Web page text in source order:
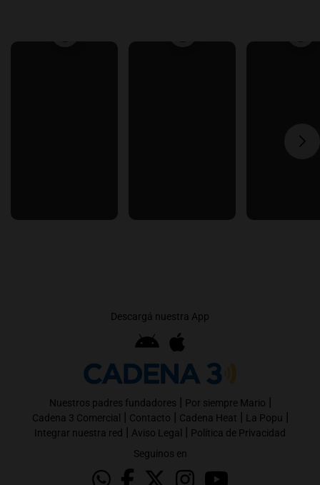
Descargá nuestra App
Nuestros padres fundadores | Por siempre Mario |
Cadena 3 Comercial | Contacto | Cadena Heat | La Popu |
Integrar nuestra red | Aviso Legal | Política de Privacidad
Seguinos en